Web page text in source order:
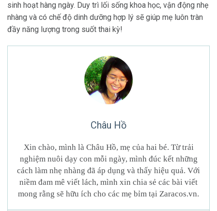
sinh hoạt hàng ngày. Duy trì lối sống khoa học, vận động nhẹ
nhàng và có chế độ dinh dưỡng hợp lý sẽ giúp mẹ luôn tràn
đầy năng lượng trong suốt thai kỳ!
Châu Hồ
Xin chào, mình là Châu Hồ, mẹ của hai bé. Từ trải
nghiệm nuôi dạy con mỗi ngày, mình đúc kết những
cách làm nhẹ nhàng đã áp dụng và thấy hiệu quả. Với
niềm đam mê viết lách, mình xin chia sẻ các bài viết
mong rằng sẽ hữu ích cho các mẹ bỉm tại Zaracos.vn.